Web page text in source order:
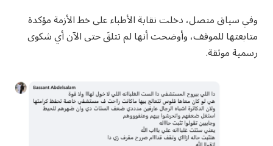
وفي سياق متصل، دخلت نقابة الأطباء على خط الأزمة مؤكدة
متابعتها للموقف، وأوضحت أنها لم تتلقَ حتى الآن أي شكوى
رسمية موثقة.